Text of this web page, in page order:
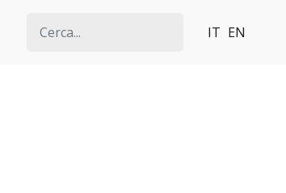
IT EN